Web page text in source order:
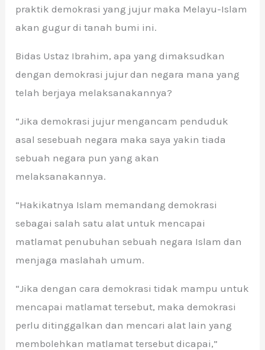
praktik demokrasi yang jujur maka Melayu-Islam
akan gugur di tanah bumi ini.
Bidas Ustaz Ibrahim, apa yang dimaksudkan
dengan demokrasi jujur dan negara mana yang
telah berjaya melaksanakannya?
“Jika demokrasi jujur mengancam penduduk
asal sesebuah negara maka saya yakin tiada
sebuah negara pun yang akan
melaksanakannya.
“Hakikatnya Islam memandang demokrasi
sebagai salah satu alat untuk mencapai
matlamat penubuhan sebuah negara Islam dan
menjaga maslahah umum.
“Jika dengan cara demokrasi tidak mampu untuk
mencapai matlamat tersebut, maka demokrasi
perlu ditinggalkan dan mencari alat lain yang
membolehkan matlamat tersebut dicapai,”